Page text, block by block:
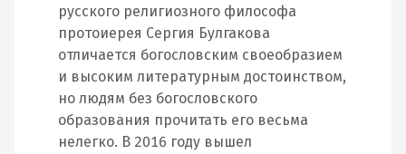
русского религиозного философа
протоиерея Сергия Булгакова
отличается богословским своеобразием
и высоким литературным достоинством,
но людям без богословского
образования прочитать его весьма
нелегко. В 2016 году вышел